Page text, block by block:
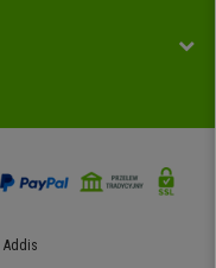
Addis